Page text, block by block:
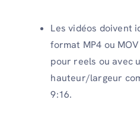
Les vidéos doivent
format MP4 ou
pour reels ou avec
hauteur/largeur
9:16.